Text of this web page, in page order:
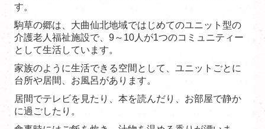
す。
駒草の郷は、大曲仙北地域ではじめてのユニット型の
介護老人福祉施設で、9～10人が1つのコミュニティー
として生活しています。
家族のように生活できる空間として、ユニットごとに
台所や居間、お風呂があります。
居間でテレビを見たり、本を読んだり、お部屋で静か
に過ごしたり。